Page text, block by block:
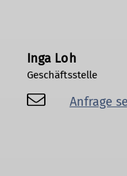
Inga Loh
Geschäftsstelle
Anfrage